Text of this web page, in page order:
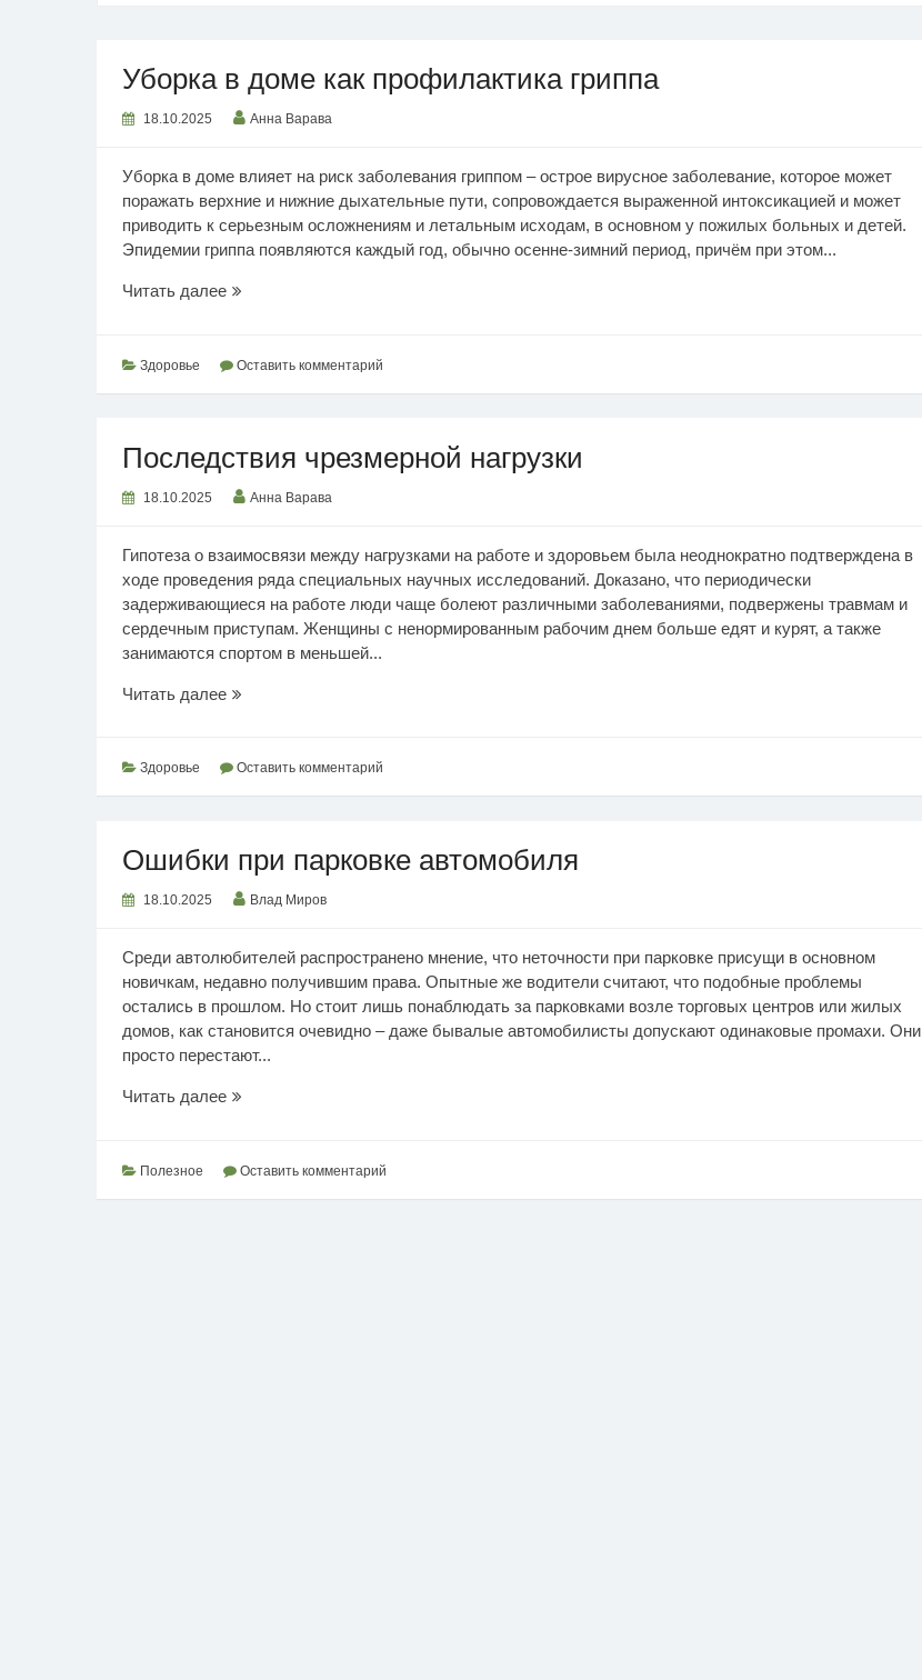
Уборка в доме как профилактика гриппа
18.10.2025 Анна Варава
Уборка в доме влияет на риск заболевания гриппом – острое вирусное заболевание, которое может
поражать верхние и нижние дыхательные пути, сопровождается выраженной интоксикацией и может
приводить к серьезным осложнениям и летальным исходам, в основном у пожилых больных и детей.
Эпидемии гриппа появляются каждый год, обычно осенне-зимний период, причём при этом...
Читать далееУборка
как
Здоровье Оставить комментарий
Последствия чрезмерной нагрузки
18.10.2025 Анна Варава
Гипотеза о взаимосвязи между нагрузками на работе и здоровьем была неоднократно подтверждена в
ходе проведения ряда специальных научных исследований. Доказано, что периодически
задерживающиеся на работе люди чаще болеют различными заболеваниями, подвержены травмам и
сердечным приступам. Женщины с ненормированным рабочим днем больше едят и курят, а также
занимаются спортом в меньшей...
Читать далееПоследствия
Здоровье Оставить комментарий
Ошибки при парковке автомобиля
18.10.2025 Влад Миров
Среди автолюбителей распространено мнение, что неточности при парковке присущи в основном
новичкам, недавно получившим права. Опытные же водители считают, что подобные проблемы
остались в прошлом. Но стоит лишь понаблюдать за парковками возле торговых центров или жилых
домов, как становится очевидно – даже бывалые автомобилисты допускают одинаковые промахи. Они
просто перестают...
Читать далееОшибки
автомобиля
Полезное Оставить комментарий